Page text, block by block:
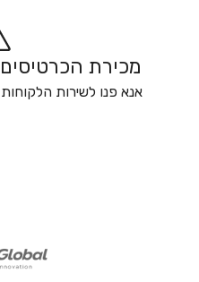
מכירת
אנא פנו לשירות